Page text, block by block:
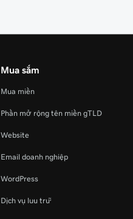
Mua sắm
Mua miền
Phần mở rộng tên miền gTLD
Website
Email doanh nghiệp
WordPress
Dịch vụ lưu trữ